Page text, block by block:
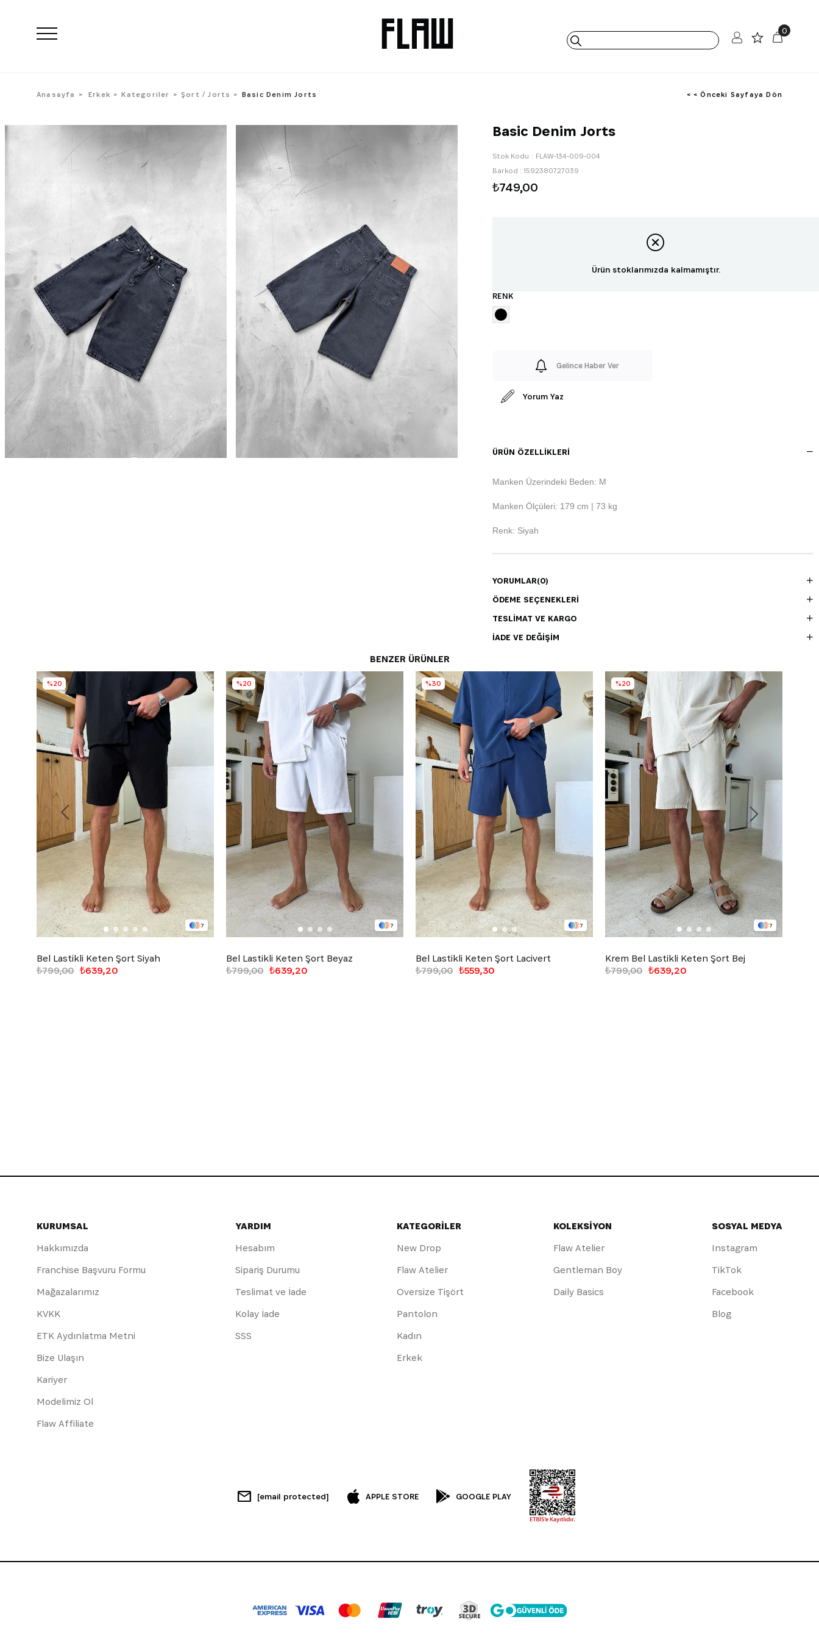
0
Anasayfa Erkek Kategoriler Şort / Jorts Basic Denim Jorts < < Önceki Sayfaya Dön
Basic Denim Jorts
Stok Kodu
FLAW-134-009-004
Barkod : 1592380727039
₺749,00
Ürün stoklarımızda kalmamıştır.
RENK
Gelince Haber Ver
Yorum Yaz
ÜRÜN ÖZELLIKLERI
Manken Üzerindeki Beden: M
Manken Ölçüleri: 179 cm | 73 kg
Renk: Siyah
YORUMLAR(0)
ÖDEME SEÇENEKLERI
TESLIMAT VE KARGO
İADE VE DEĞIŞIM
BENZER ÜRÜNLER
7
Bel Lastikli Keten Şort Siyah
₺639,20
₺799,00
%20
7
Bel Lastikli Keten Şort Beyaz
₺639,20
₺799,00
%20
7
Bel Lastikli Keten Şort Lacivert
₺559,30
₺799,00
%30
7
Krem Bel Lastikli Keten Şort Bej
₺639,20
₺799,00
%20
KURUMSAL
Hakkımızda
Franchise Başvuru Formu
Mağazalarımız
KVKK
ETK Aydınlatma Metni
Bize Ulaşın
Kariyer
Modelimiz Ol
Flaw Affiliate
YARDIM
Hesabım
Sipariş Durumu
Teslimat ve İade
Kolay İade
SSS
KATEGORİLER
New Drop
Flaw Atelier
Oversize Tişört
Pantolon
Kadın
Erkek
KOLEKSİYON
Flaw Atelier
Gentleman Boy
Daily Basics
SOSYAL MEDYA
Instagram
TikTok
Facebook
Blog
[email protected] APPLE STORE GOOGLE PLAY